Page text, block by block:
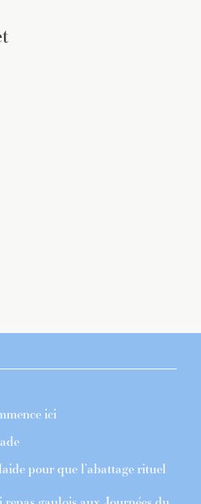
ici
pour que l’abattage rituel